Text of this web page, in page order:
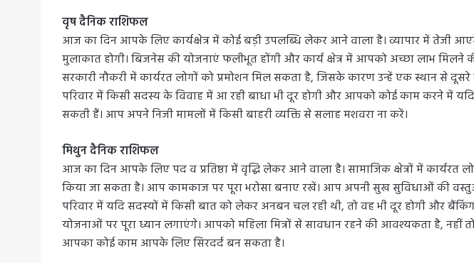
वृष दैनिक राशिफल
आज का दिन आपके लिए कार्यक्षेत्र में कोई बड़ी उपलब्धि लेकर आने वाला है। व्यापार में तेजी
मुलाकात होगी। बिजनेस की योजनाएं फलीभूत होंगी और कार्य क्षेत्र में आपको अच्छा लाभ मिलने
सरकारी नौकरी में कार्यरत लोगों को प्रमोशन मिल सकता है, जिसके कारण उन्हें एक स्थान से दूसरे
परिवार में किसी सदस्य के विवाह में आ रही बाधा भी दूर होगी और आपको कोई काम करने में
सकती हैं। आप अपने निजी मामलों में किसी बाहरी व्यक्ति से सलाह मशवरा ना करें।
मिथुन दैनिक राशिफल
आज का दिन आपके लिए पद व प्रतिष्ठा में वृद्धि लेकर आने वाला है। सामाजिक क्षेत्रों में कार्यरत
किया जा सकता है। आप कामकाज पर पूरा भरोसा बनाए रखें। आप अपनी सुख सुविधाओं की
परिवार में यदि सदस्यों में किसी बात को लेकर अनबन चल रही थी, तो वह भी दूर होगी और
योजनाओं पर पूरा ध्यान लगाएंगे। आपको महिला मित्रों से सावधान रहने की आवश्यकता है,
आपका कोई काम आपके लिए सिरदर्द बन सकता है।